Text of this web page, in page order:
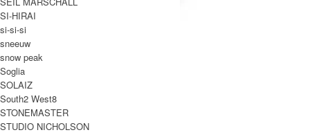
LIGHTHOUSE micro FLASH
SOLD OUT
GOALZERO
ゴールゼロ
SI-HIRAI
si-si-si
sneeuw
snow peak
Soglia
SOLAIZ
South2 West8
STONEMASTER
STUDIO NICHOLSON